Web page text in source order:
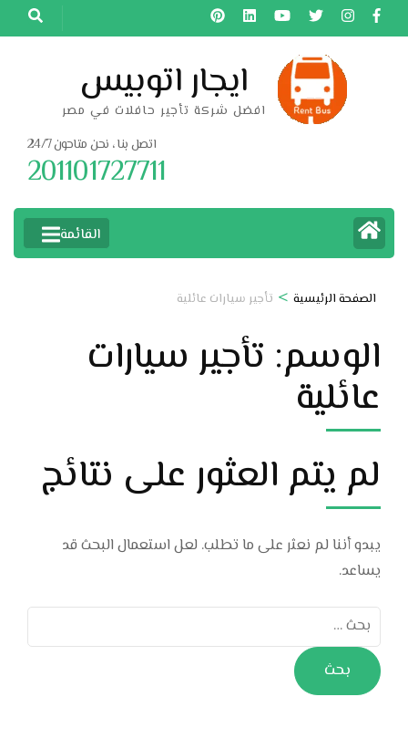
تخطى
إلى
ايجار اتوبيس
افضل شركة تأجير حافلات في مصر
اتصل بنا ، نحن متاحون 24/7
201101727711
القائمة
الصفحة الرئيسية > تأجير سيارات عائلية
الوسم: تأجير سيارات
عائلية
لم يتم العثور على نتائج
يبدو أننا لم نعثر على ما تطلب. لعل استعمال البحث قد
يساعد.
البحث
عن: